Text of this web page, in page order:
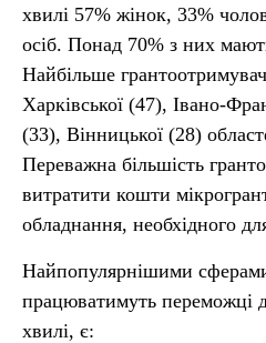
хвилі 57% жінок, 33%
осіб. Понад 70% з них
Найбільше
Харківської (47), Івано-
(33), Вінницької (28)
Переважна більшість
витратити кошти
обладнання, необхідного
Найпопулярнішими
працюватимуть переможці
хвилі, є: